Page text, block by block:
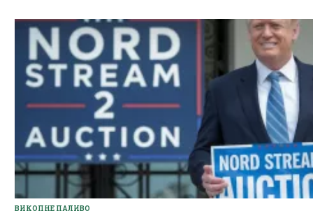
ВИКОПНЕ ПАЛИВО